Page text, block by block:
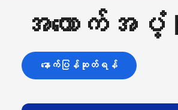
အထောက်အပံ့
နောက်ပြန်ဆုတ်ရန်